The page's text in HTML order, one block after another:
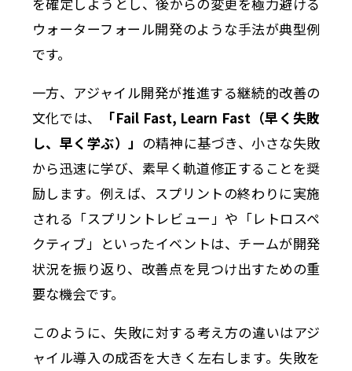
ウォーターフォール開発のような手法が典型例
です。
一方、アジャイル開発が推進する継続的改善の
文化では、
「Fail Fast, Learn Fast（早く失敗
し、早く学ぶ）」 の精神に基づき、小さな失敗
から迅速に学び、素早く軌道修正することを奨
励します。例えば、スプリントの終わりに実施
される「スプリントレビュー」や「レトロスペ
クティブ」といったイベントは、チームが開発
状況を振り返り、改善点を見つけ出すための重
要な機会です。
このように、失敗に対する考え方の違いはアジ
ャイル導入の成否を大きく左右します。失敗を